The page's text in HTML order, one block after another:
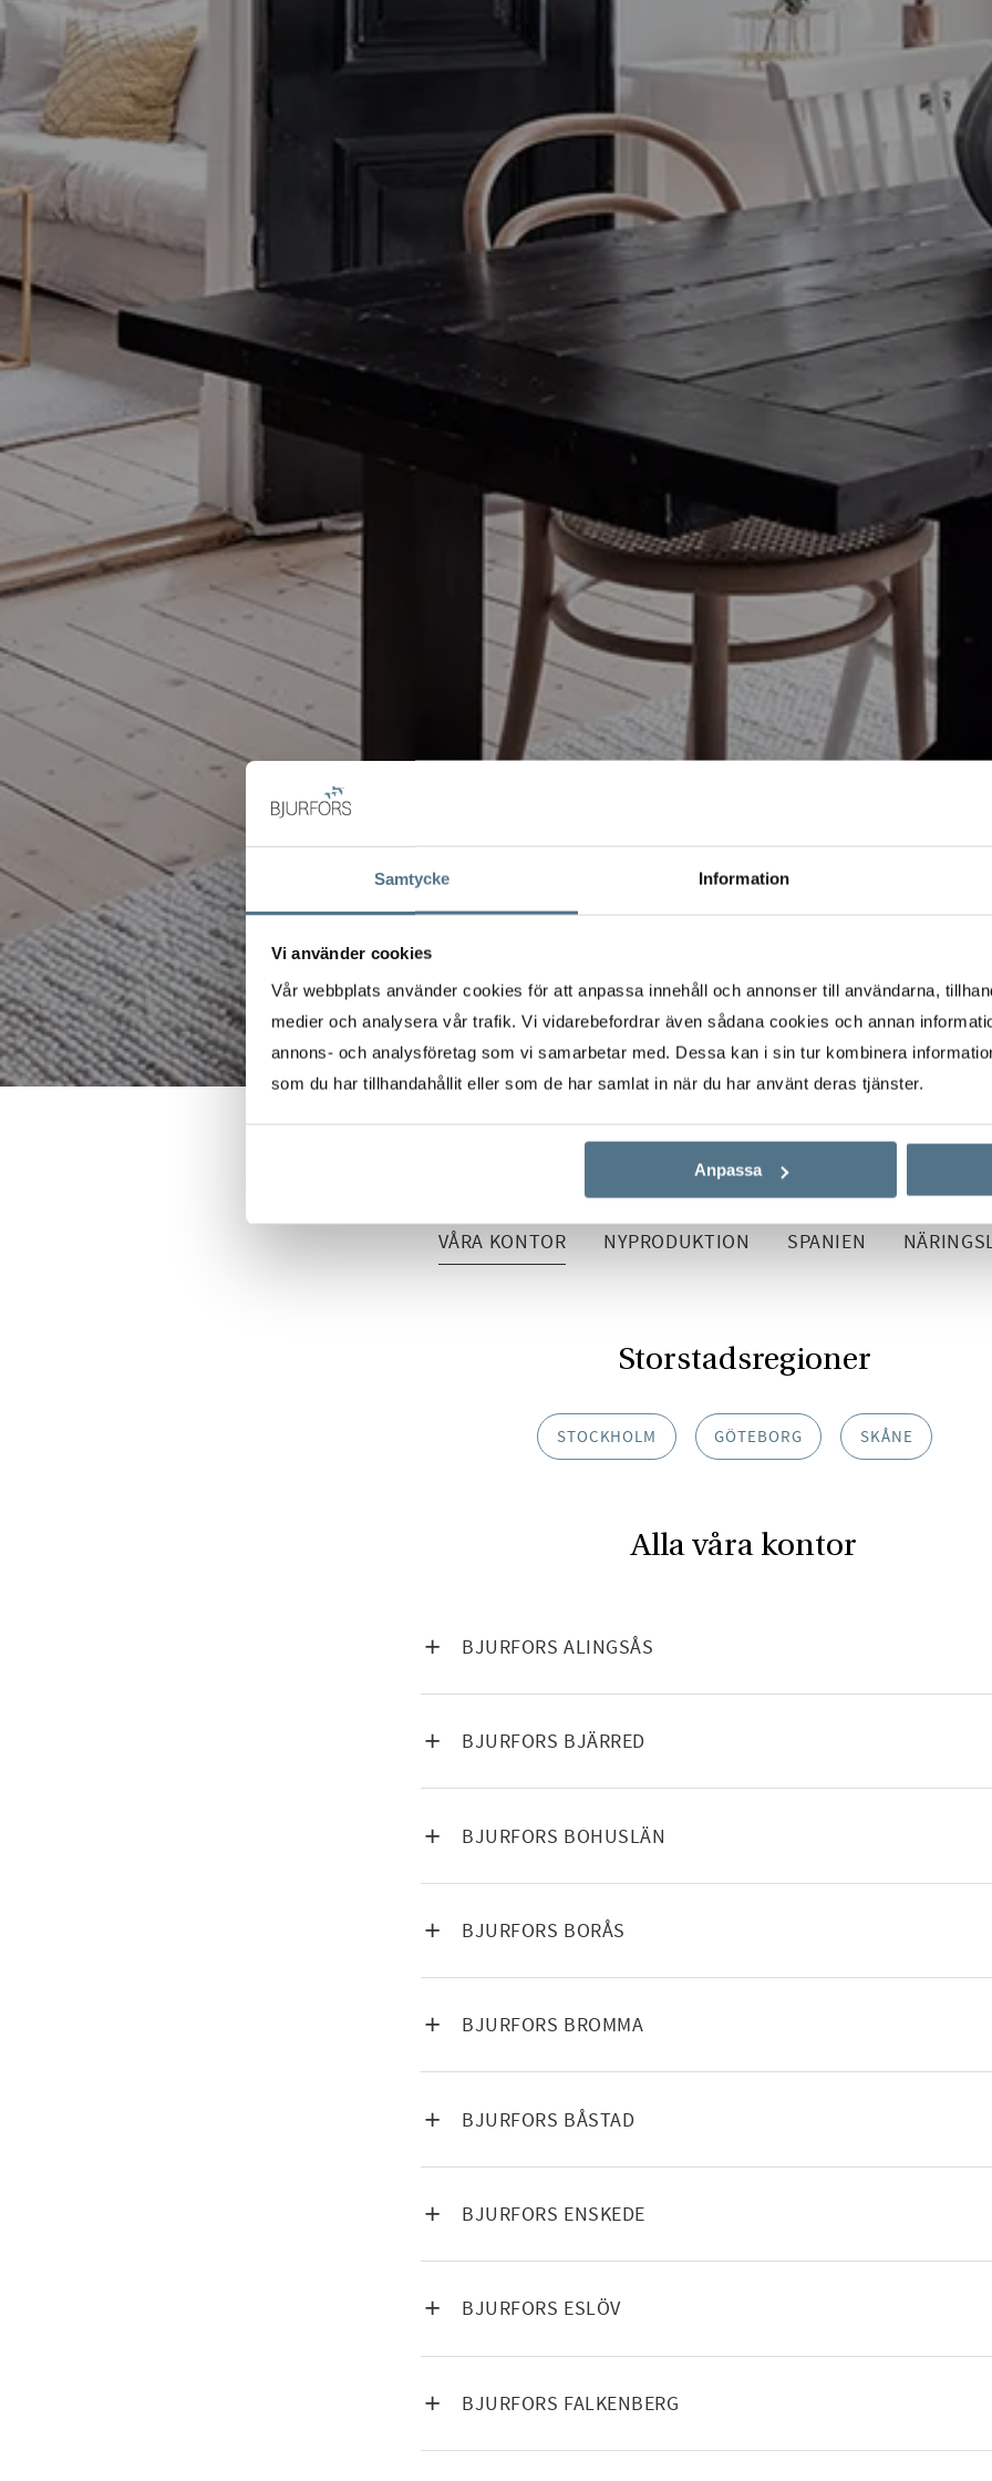
Samtycke Information
Vi använder cookies
Vår webbplats använder cookies för att anpassa innehåll och annonser till användarna,
medier och analysera vår trafik. Vi vidarebefordrar även sådana cookies och annan
annons- och analysföretag som vi samarbetar med. Dessa kan i sin tur kombinera
som du har tillhandahållit eller som de har samlat in när du har använt deras tjänster.
Anpassa
Start Om oss Våra kontor
VÅRA KONTOR NYPRODUKTION SPANIEN
Storstadsregioner
STOCKHOLM GÖTEBORG SKÅNE
Alla våra kontor
BJURFORS ALINGSÅS
VISA INNEHÅLL
BJURFORS BJÄRRED
VISA INNEHÅLL
BJURFORS BOHUSLÄN
VISA INNEHÅLL
BJURFORS BORÅS
VISA INNEHÅLL
BJURFORS BROMMA
VISA INNEHÅLL
BJURFORS BÅSTAD
VISA INNEHÅLL
BJURFORS ENSKEDE
VISA INNEHÅLL
BJURFORS ESLÖV
VISA INNEHÅLL
BJURFORS FALKENBERG
VISA INNEHÅLL